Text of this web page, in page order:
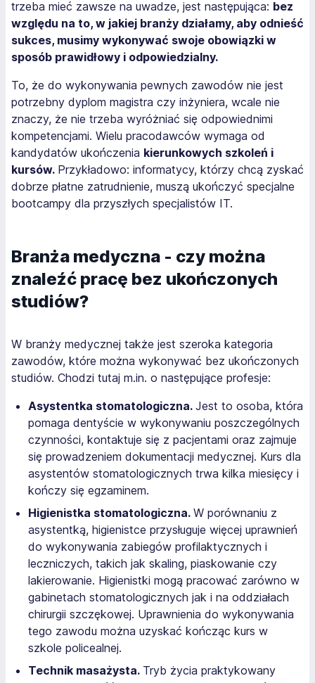
trzeba mieć zawsze na uwadze, jest następująca: bez
względu na to, w jakiej branży działamy, aby odnieść
sukces, musimy wykonywać swoje obowiązki w
sposób prawidłowy i odpowiedzialny.
To, że do wykonywania pewnych zawodów nie jest
potrzebny dyplom magistra czy inżyniera, wcale nie
znaczy, że nie trzeba wyróżniać się odpowiednimi
kompetencjami. Wielu pracodawców wymaga od
kandydatów ukończenia kierunkowych szkoleń i
kursów. Przykładowo: informatycy, którzy chcą zyskać
dobrze płatne zatrudnienie, muszą ukończyć specjalne
bootcampy dla przyszłych specjalistów IT.
Branża medyczna - czy można
znaleźć pracę bez ukończonych
studiów?
W branży medycznej także jest szeroka kategoria
zawodów, które można wykonywać bez ukończonych
studiów. Chodzi tutaj m.in. o następujące profesje:
Asystentka stomatologiczna. Jest to osoba, która
pomaga dentyście w wykonywaniu poszczególnych
czynności, kontaktuje się z pacjentami oraz zajmuje
się prowadzeniem dokumentacji medycznej. Kurs dla
asystentów stomatologicznych trwa kilka miesięcy i
kończy się egzaminem.
Higienistka stomatologiczna. W porównaniu z
asystentką, higienistce przysługuje więcej uprawnień
do wykonywania zabiegów profilaktycznych i
leczniczych, takich jak skaling, piaskowanie czy
lakierowanie. Higienistki mogą pracować zarówno w
gabinetach stomatologicznych jak i na oddziałach
chirurgii szczękowej. Uprawnienia do wykonywania
tego zawodu można uzyskać kończąc kurs w
szkole policealnej.
Technik masażysta. Tryb życia praktykowany